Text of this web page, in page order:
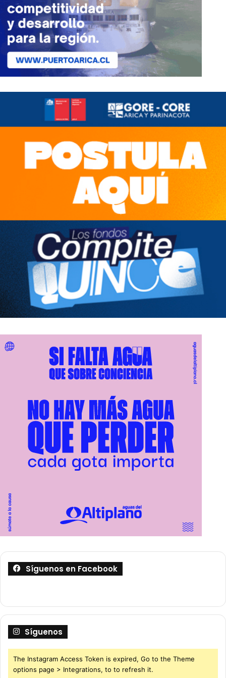
Síguenos en Facebook
Síguenos
The Instagram Access Token is expired, Go to the Theme
options page > Integrations, to to refresh it.